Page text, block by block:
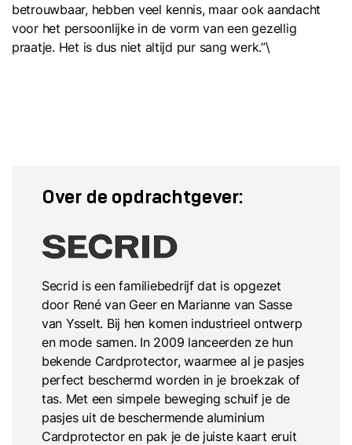
betrouwbaar, hebben veel kennis, maar ook aandacht
voor het persoonlijke in de vorm van een gezellig
praatje. Het is dus niet altijd pur sang werk.”\
Over de opdrachtgever:
Secrid is een familiebedrijf dat is opgezet
door René van Geer en Marianne van Sasse
van Ysselt. Bij hen komen industrieel ontwerp
en mode samen. In 2009 lanceerden ze hun
bekende Cardprotector, waarmee al je pasjes
perfect beschermd worden in je broekzak of
tas. Met een simpele beweging schuif je de
pasjes uit de beschermende aluminium
Cardprotector en pak je de juiste kaart eruit